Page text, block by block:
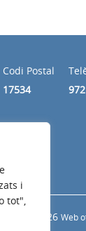
i
tot",
Codi Postal
17534
© 2026 Web